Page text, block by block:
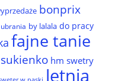
bonprix
by lalala do pracy
fajne tanie
hm swetry
letnia